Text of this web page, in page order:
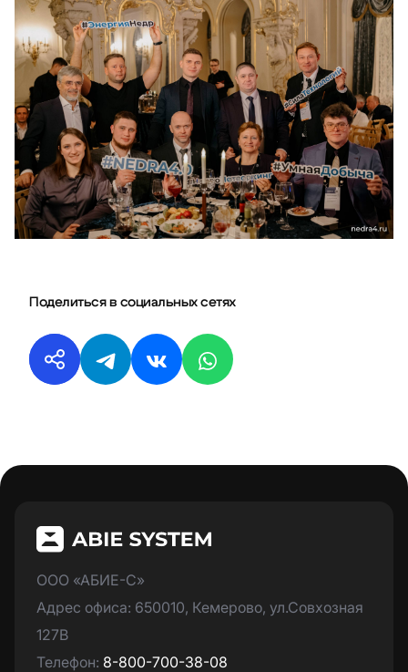
Поделиться в социальных сетях
ООО «АБИЕ-С»
Адрес офиса: 650010, Кемерово, ул.Совхозная
127В
Телефон: 8-800-700-38-08